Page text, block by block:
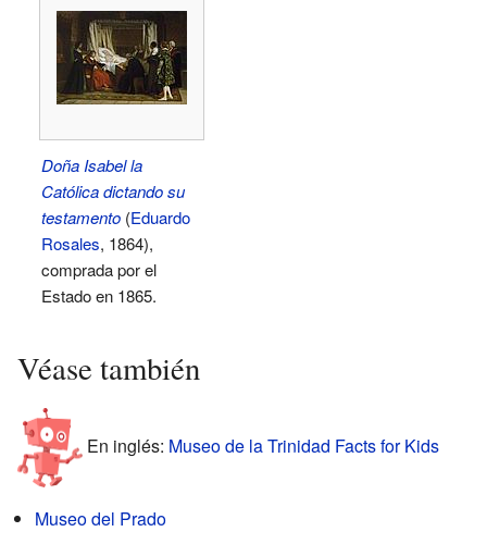
Doña Isabel la
Católica dictando su
testamento (Eduardo
Rosales, 1864),
comprada por el
Estado en 1865.
Véase también
En inglés: Museo de la Trinidad Facts for Kids
Museo del Prado